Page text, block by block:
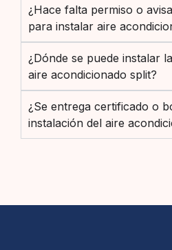
¿Hace falta permiso o
para instalar aire
¿Dónde se puede instalar
aire acondicionado split?
¿Se entrega certificado o
instalación del aire